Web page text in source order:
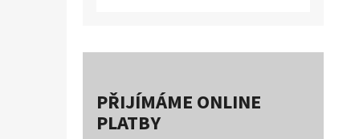
PŘIJÍMÁME ONLINE
PLATBY